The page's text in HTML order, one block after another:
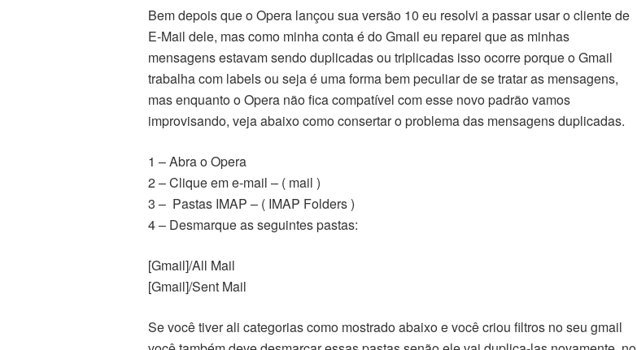
Bem depois que o Opera lançou sua versão 10 eu resolvi a passar usar o cliente de
E-Mail dele, mas como minha conta é do Gmail eu reparei que as minhas
mensagens estavam sendo duplicadas ou triplicadas isso ocorre porque o Gmail
trabalha com labels ou seja é uma forma bem peculiar de se tratar as mensagens,
mas enquanto o Opera não fica compatível com esse novo padrão vamos
improvisando, veja abaixo como consertar o problema das mensagens duplicadas.
1 – Abra o Opera
2 – Clique em e-mail – ( mail )
3 – Pastas IMAP – ( IMAP Folders )
4 – Desmarque as seguintes pastas:
[Gmail]/All Mail
[Gmail]/Sent Mail
Se você tiver ali categorias como mostrado abaixo e você criou filtros no seu gmail